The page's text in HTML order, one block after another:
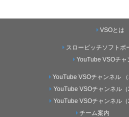
VSOとは
スローピッチソフトボ
YouTube VSOチャ
YouTube VSOチャンネル （
YouTube VSOチャンネル（
YouTube VSOチャンネル（
チーム案内